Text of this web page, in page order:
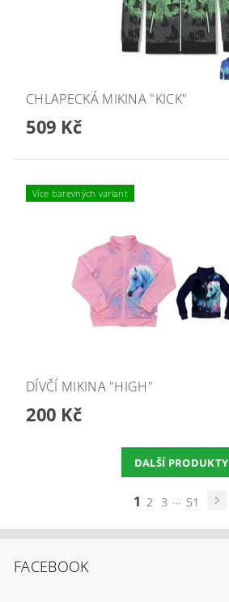
CHLAPECKÁ MIKINA "KICK"
509 Kč
Více barevných variant
DÍVČÍ MIKINA "HIGH"
200 Kč
DALŠÍ PRODUKTY
1 2 3 ... 51
FACEBOOK